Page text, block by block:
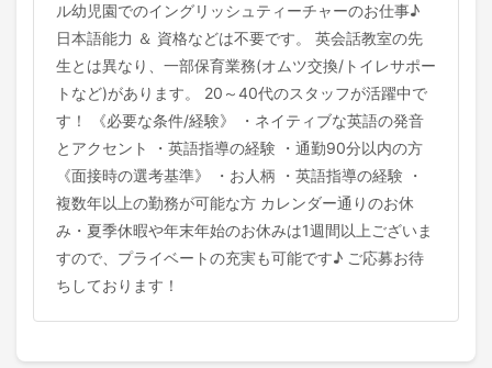
ル幼児園でのイングリッシュティーチャーのお仕事♪
日本語能力 ＆ 資格などは不要です。 英会話教室の先
生とは異なり、一部保育業務(オムツ交換/トイレサポー
トなど)があります。 20～40代のスタッフが活躍中で
す！ 《必要な条件/経験》 ・ネイティブな英語の発音
とアクセント ・英語指導の経験 ・通勤90分以内の方
《面接時の選考基準》 ・お人柄 ・英語指導の経験 ・
複数年以上の勤務が可能な方 カレンダー通りのお休
み・夏季休暇や年末年始のお休みは1週間以上ございま
すので、プライベートの充実も可能です♪ ご応募お待
ちしております！